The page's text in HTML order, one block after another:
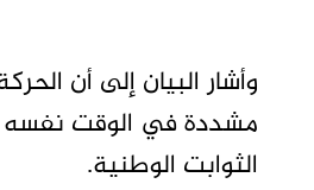
وأشار البيان إلى أن
مشددة في الوقت نفسه
الثوابت الوطنية.